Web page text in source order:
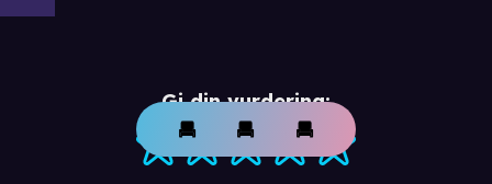
Gi din vurdering: